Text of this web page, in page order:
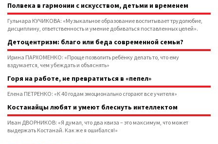
Полвека в гармонии с искусством, детьми и временем
Гульнара КУЧИКОВА: «Музыкальное образование воспитывает трудолюбие,
дисциплину, ответственность и умение добиваться поставленных целей».
Детоцентризм: благо или беда современной семьи?
Ирина ПАРХОМЕНКО: «Проще позволить ребёнку делать то, что ему
вздумается, чем убеждать и объяснять»
Горя на работе, не превратиться в «пепел»
Елена ПЕТРЕНКО: «К 40 годам эмоционально сгорают все учителя»
Костанайцы любят и умеют блеснуть интеллектом
Иван ДВОРНИКОВ: «Я думал, что два квиза – это максимум, что может
выдержать Костанай. Как же я ошибался!»